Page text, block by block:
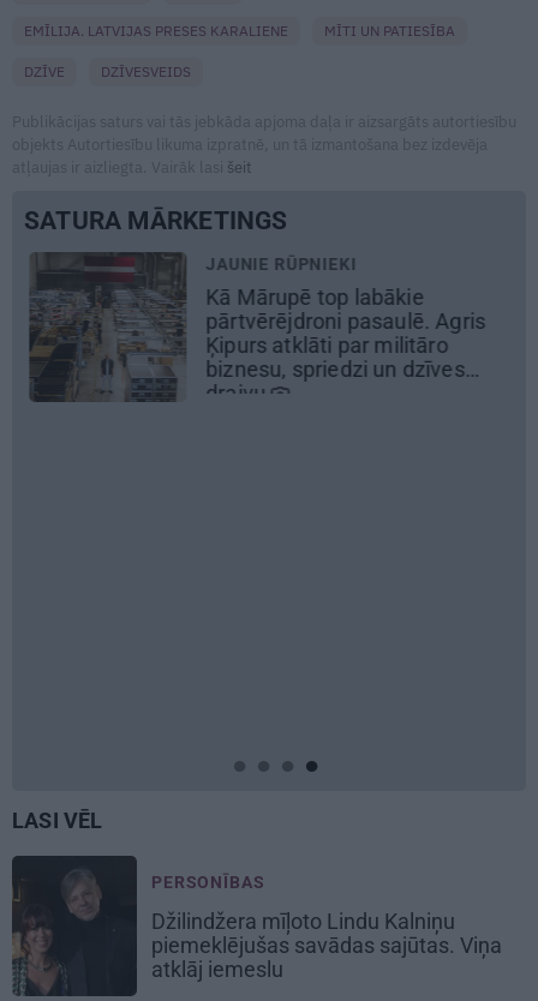
EMĪLIJA. LATVIJAS PRESES KARALIENE MĪTI UN PATIESĪBA
DZĪVE DZĪVESVEIDS
Publikācijas saturs vai tās jebkāda apjoma daļa ir aizsargāts autortiesību
objekts Autortiesību likuma izpratnē, un tā izmantošana bez izdevēja
atļaujas ir aizliegta. Vairāk lasi šeit
SATURA MĀRKETINGS
top labākie
pasaulē. Agris
par militāro
un dzīves
Daugaviņš
Mercedes
elektroauto
LASI VĒL
PERSONĪBAS
Džilindžera mīļoto Lindu Kalniņu
piemeklējušas savādas sajūtas. Viņa
atklāj iemeslu